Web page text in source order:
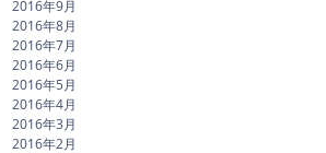
2016年9月
2016年8月
2016年7月
2016年6月
2016年5月
2016年4月
2016年3月
2016年2月